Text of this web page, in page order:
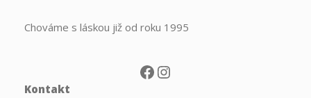
Chováme s láskou již od roku 1995
Facebook Instagram
Kontakt